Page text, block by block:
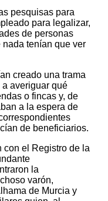
pesquisas para
para legalizar,
de personas
tenían que ver
creado una trama
averiguar qué
o fincas y, de
a la espera de
de beneficiarios.
con el Registro de la
la
varón,
de Murcia y